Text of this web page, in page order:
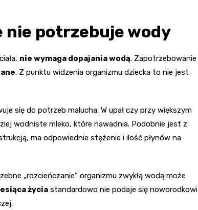
nie potrzebuje wody
nie wymaga dopajania wodą. Zapotrzebowanie
. Z punktu widzenia organizmu dziecka to nie jest
się do potrzeb malucha. W upał czy przy większym
wodniste mleko, które nawadnia. Podobnie jest z
ma odpowiednie stężenie i ilość płynów na
„rozcieńczanie” organizmu zwykłą wodą może
życia standardowo nie podaje się noworodkowi